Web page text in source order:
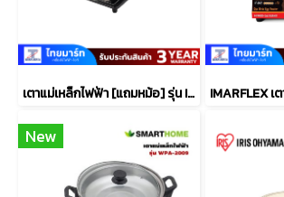
เตาแม่เหล็กไฟฟ้า [แถมหม้อ] รุ่น IN-1300
New